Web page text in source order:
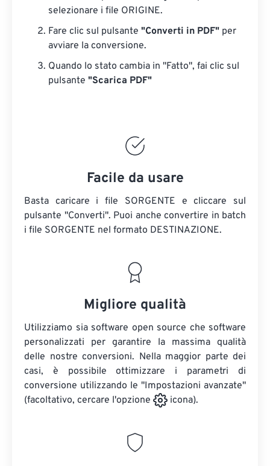
selezionare i file ORIGINE.
Fare clic sul pulsante "Converti in PDF" per
avviare la conversione.
Quando lo stato cambia in "Fatto", fai clic sul
pulsante "Scarica PDF"
Facile da usare
Basta caricare i file SORGENTE e cliccare sul
pulsante "Converti". Puoi anche convertire in batch
i file SORGENTE nel formato DESTINAZIONE.
Migliore qualità
Utilizziamo sia software open source che software
personalizzati per garantire la massima qualità
delle nostre conversioni. Nella maggior parte dei
casi, è possibile ottimizzare i parametri di
conversione utilizzando le "Impostazioni avanzate"
(facoltativo, cercare l'opzione
icona).